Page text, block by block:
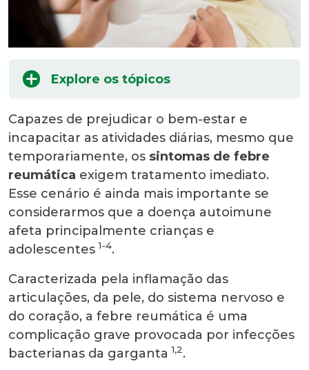
Explore os tópicos
Capazes de prejudicar o bem-estar e
incapacitar as atividades diárias, mesmo que
temporariamente, os sintomas de febre
reumática exigem tratamento imediato.
Esse cenário é ainda mais importante se
considerarmos que a doença autoimune
afeta principalmente crianças e
adolescentes 1-4.
Caracterizada pela inflamação das
articulações, da pele, do sistema nervoso e
do coração, a febre reumática é uma
complicação grave provocada por infecções
bacterianas da garganta 1,2.